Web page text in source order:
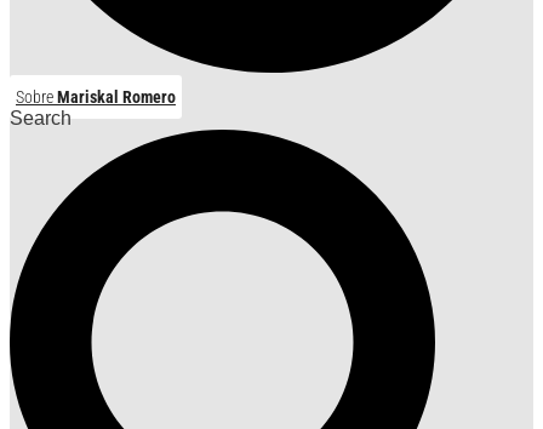
SobreMariskal Romero
Search